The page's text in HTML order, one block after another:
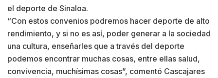
el deporte de Sinaloa.
“Con estos convenios podremos hacer deporte de alto
rendimiento, y si no es así, poder generar a la sociedad
una cultura, enseñarles que a través del deporte
podemos encontrar muchas cosas, entre ellas salud,
convivencia, muchísimas cosas”, comentó Cascajares